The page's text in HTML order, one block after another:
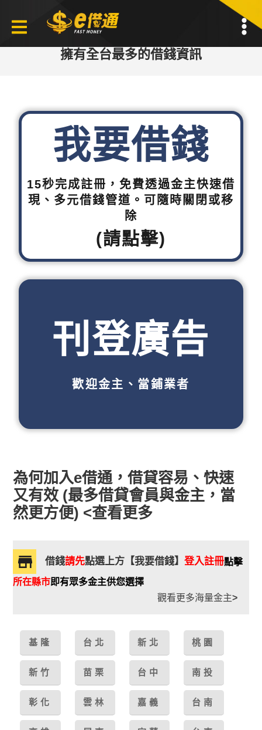
擁有全台最多的借錢資訊
我要借錢
15秒完成註冊，免費透過金主快速借
現、多元借錢管道。可隨時關閉或移
除
(請點擊)
刊登廣告
歡迎金主、當鋪業者
為何加入e借通，借貸容易、快速
又有效 (最多借貸會員與金主，當
然更方便) <查看更多
借錢請先點選上方【我要借錢】登入註冊點擊
所在縣市即有眾多金主供您選擇
觀看更多海量金主>
基隆 台北 新北 桃園
新竹 苗栗 台中 南投
彰化 雲林 嘉義 台南